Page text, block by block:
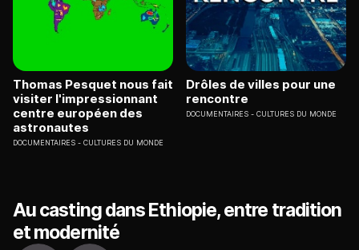
Thomas Pesquet nous fait
visiter l'impressionnant
centre européen des
astronautes
DOCUMENTAIRES CULTURES DU MONDE
Drôles de villes pour une
rencontre
DOCUMENTAIRES CULTURES DU MONDE
Au casting dans Ethiopie, entre tradition
et modernité